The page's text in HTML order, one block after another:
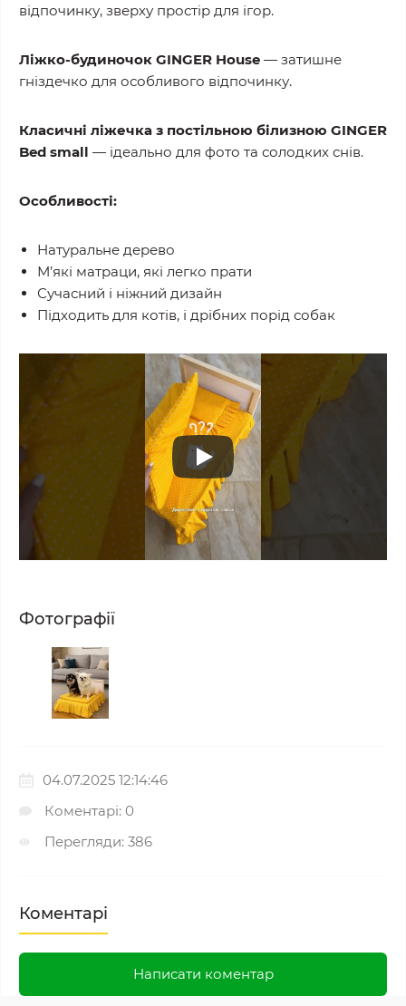
відпочинку, зверху простір для ігор.
Ліжко-будиночок GINGER House — затишне
гніздечко для особливого відпочинку.
Класичні ліжечка з постільною білизною GINGER
Bed small — ідеально для фото та солодких снів.
Особливості:
Натуральне дерево
М’які матраци, які легко прати
Сучасний і ніжний дизайн
Підходить для котів, і дрібних порід собак
Фотографії
04.07.2025 12:14:46
Коментарі: 0
Перегляди: 386
Коментарі
Написати коментар